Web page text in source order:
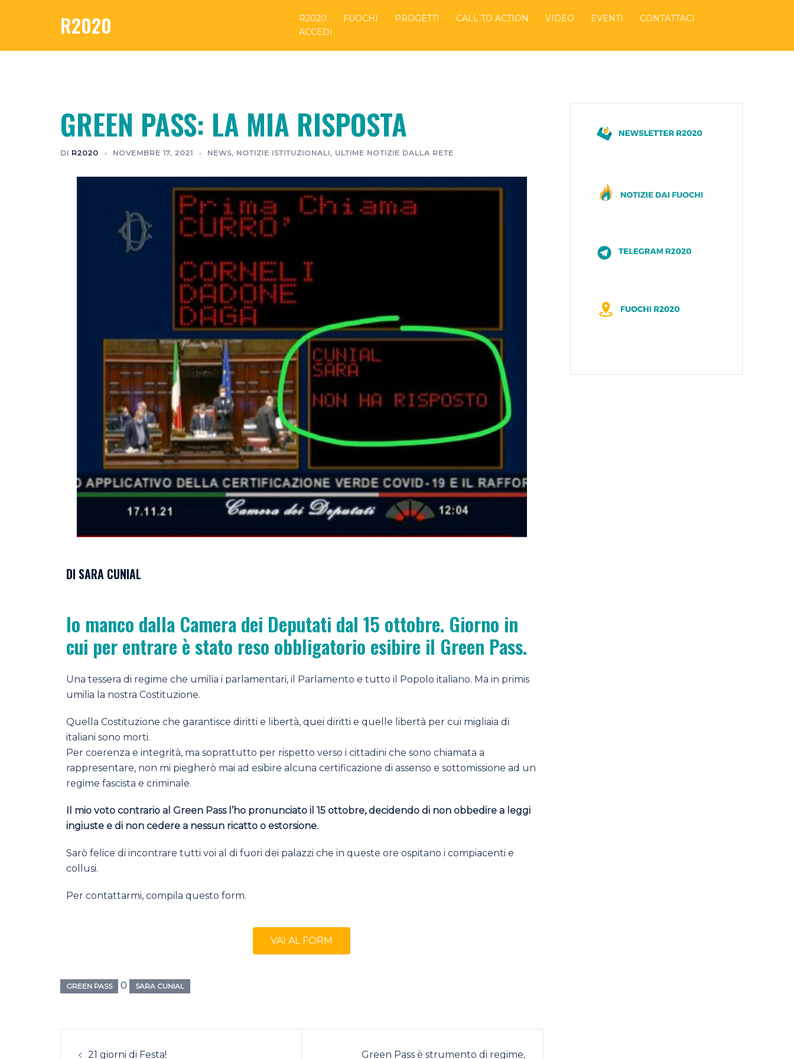
R2020 R2020 FUOCHI PROGETTI CALL TO ACTION VIDEO EVENTI
CONTATTACI
ACCEDI
GREEN PASS: LA MIA RISPOSTA
DI R2020 NOVEMBRE 17, 2021 NEWS, NOTIZIE ISTITUZIONALI, ULTIME NOTIZIE DALLA RETE
DI SARA CUNIAL
Io manco dalla Camera dei Deputati dal 15 ottobre. Giorno in
cui per entrare è stato reso obbligatorio esibire il Green Pass.
Una tessera di regime che umilia i parlamentari, il Parlamento e tutto il Popolo italiano. Ma in primis
umilia la nostra Costituzione.
Quella Costituzione che garantisce diritti e libertà, quei diritti e quelle libertà per cui migliaia di
italiani sono morti.
Per coerenza e integrità, ma soprattutto per rispetto verso i cittadini che sono chiamata a
rappresentare, non mi piegherò mai ad esibire alcuna certificazione di assenso e sottomissione ad un
regime fascista e criminale.
Il mio voto contrario al Green Pass l’ho pronunciato il 15 ottobre, decidendo di non obbedire a leggi
ingiuste e di non cedere a nessun ricatto o estorsione.
Sarò felice di incontrare tutti voi al di fuori dei palazzi che in queste ore ospitano i compiacenti e
collusi.
Per contattarmi, compila questo form.
VAI AL FORM
GREEN PASS 0 SARA CUNIAL
21 giorni di Festa! Green Pass è strumento di regime,